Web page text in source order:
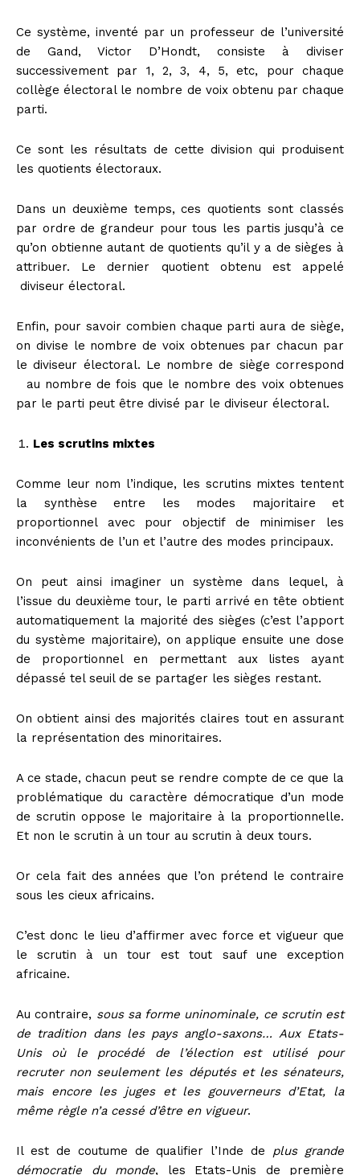
Ce système, inventé par un professeur de l’université
de Gand, Victor D’Hondt, consiste à diviser
successivement par 1, 2, 3, 4, 5, etc, pour chaque
collège électoral le nombre de voix obtenu par chaque
parti.
Ce sont les résultats de cette division qui produisent
les quotients électoraux.
Dans un deuxième temps, ces quotients sont classés
par ordre de grandeur pour tous les partis jusqu’à ce
qu’on obtienne autant de quotients qu’il y a de sièges à
attribuer. Le dernier quotient obtenu est appelé
diviseur électoral.
Enfin, pour savoir combien chaque parti aura de siège,
on divise le nombre de voix obtenues par chacun par
le diviseur électoral. Le nombre de siège correspond
au nombre de fois que le nombre des voix obtenues
par le parti peut être divisé par le diviseur électoral.
Les scrutins mixtes
Comme leur nom l’indique, les scrutins mixtes tentent
la synthèse entre les modes majoritaire et
proportionnel avec pour objectif de minimiser les
inconvénients de l’un et l’autre des modes principaux.
On peut ainsi imaginer un système dans lequel, à
l’issue du deuxième tour, le parti arrivé en tête obtient
automatiquement la majorité des sièges (c’est l’apport
du système majoritaire), on applique ensuite une dose
de proportionnel en permettant aux listes ayant
dépassé tel seuil de se partager les sièges restant.
On obtient ainsi des majorités claires tout en assurant
la représentation des minoritaires.
A ce stade, chacun peut se rendre compte de ce que la
problématique du caractère démocratique d’un mode
de scrutin oppose le majoritaire à la proportionnelle.
Et non le scrutin à un tour au scrutin à deux tours.
Or cela fait des années que l’on prétend le contraire
sous les cieux africains.
C’est donc le lieu d’affirmer avec force et vigueur que
le scrutin à un tour est tout sauf une exception
africaine.
Au contraire, sous sa forme uninominale, ce scrutin est
de tradition dans les pays anglo-saxons… Aux Etats-
Unis où le procédé de l’élection est utilisé pour
recruter non seulement les députés et les sénateurs,
mais encore les juges et les gouverneurs d’Etat, la
même règle n’a cessé d’être en vigueur.
Il est de coutume de qualifier l’Inde de plus grande
démocratie du monde, les Etats-Unis de première